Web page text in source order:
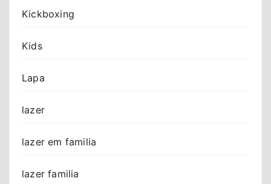
Kickboxing
Kids
Lapa
lazer
lazer em familia
lazer familia